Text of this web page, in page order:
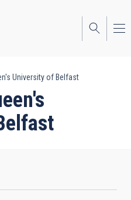
University of Belfast